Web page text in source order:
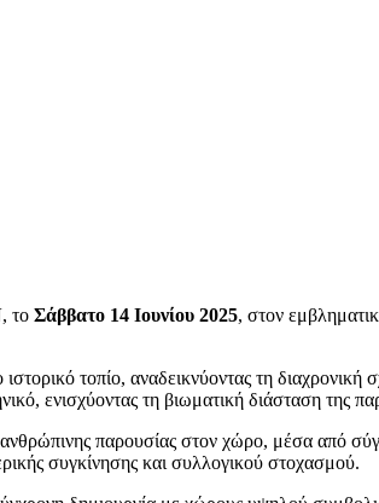
, το Σάββατο 14 Ιουνίου 2025, στον
τοπίο, αναδεικνύοντας τη διαχρονική
ενισχύοντας τη βιωματική διάσταση της
παρουσίας στον χώρο, μέσα από
συγκίνησης και συλλογικού στοχασμού.